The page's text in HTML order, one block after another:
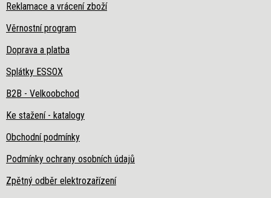
Reklamace a vrácení zboží
Věrnostní program
Doprava a platba
Splátky ESSOX
B2B - Velkoobchod
Ke stažení - katalogy
Obchodní podmínky
Podmínky ochrany osobních údajů
Zpětný odběr elektrozařízení